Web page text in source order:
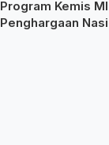
Program Kemis
Penghargaan